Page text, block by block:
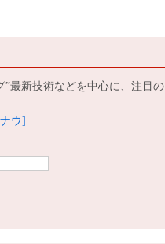
最新技術などを中心に、注目
ウ]